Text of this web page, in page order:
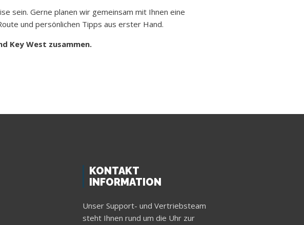
sein. Gerne planen wir gemeinsam mit Ihnen eine
und persönlichen Tipps aus erster Hand.
Key West zusammen.
KONTAKT
INFORMATION
Unser Support- und Vertriebsteam
steht Ihnen rund um die Uhr zur